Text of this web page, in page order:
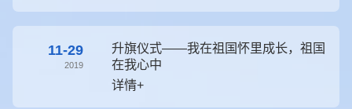
11-29
2019
升旗仪式——我在祖国怀里成长，祖国
在我心中
详情+